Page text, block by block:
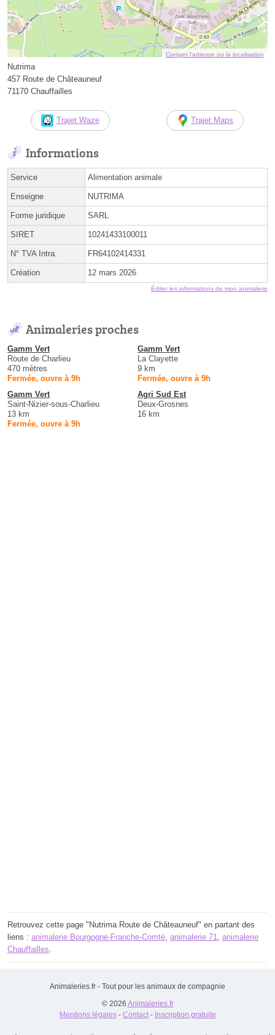
Corriger l’adresse ou la localisation
Nutrima
457 Route de Châteauneuf
71170 Chauffailles
Trajet Waze Trajet Maps
Informations
Service Alimentation animale
Enseigne NUTRIMA
Forme juridique SARL
SIRET 10241433100011
N° TVA Intra. FR64102414331
Création 12 mars 2026
Éditer les informations de mon animalerie
Animaleries proches
Gamm Vert
Route de Charlieu
470 mètres
Fermée, ouvre à 9h
Gamm Vert
La Clayette
9 km
Fermée, ouvre à 9h
Gamm Vert
Saint-Nizier-sous-Charlieu
13 km
Fermée, ouvre à 9h
Agri Sud Est
Deux-Grosnes
16 km
Retrouvez cette page "Nutrima Route de Châteauneuf" en partant des
liens : animalerie Bourgogne-Franche-Comté animalerie 71
animalerie
Chauffailles
Animaleries.fr - Tout pour les animaux de compagnie
© 2026 Animaleries.fr
Mentions légales- Contact- Inscription gratuite